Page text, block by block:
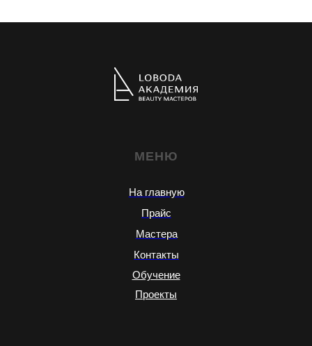
МЕНЮ
На главную
Прайс
Мастера
Контакты
Обучение
Проекты